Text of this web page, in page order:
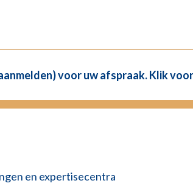
voor uw afspraak. Klik
en expertisecentra